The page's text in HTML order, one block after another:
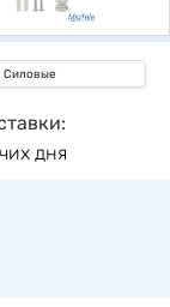
Силовые
дня